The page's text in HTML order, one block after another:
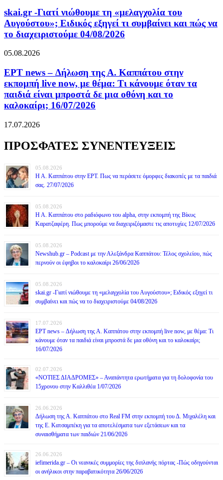
skai.gr -Γιατί νιώθουμε τη «μελαγχολία του
Αυγούστου»; Ειδικός εξηγεί τι συμβαίνει και πώς να
το διαχειριστούμε 04/08/2026
05.08.2026
ΕΡΤ news – Δήλωση της Α. Καππάτου στην
εκπομπή live now, με θέμα: Τι κάνουμε όταν τα
παιδιά είναι μπροστά δε μια οθόνη και το
καλοκαίρι; 16/07/2026
17.07.2026
ΠΡΟΣΦΑΤΕΣ ΣΥΝΕΝΤΕΥΞΕΙΣ
05.08.2026
Η Α. Καππάτου στην ΕΡΤ. Πως να περάσετε όμορφες διακοπές με τα παιδιά
σας. 27/07/2026
05.08.2026
Η Α. Καππάτου στο ραδιόφωνο του alpha, στην εκπομπή της Βίκυς
Καρατζαφέρη. Πως μπορούμε να διαχειριζόμαστε τις αποτυχίες 12/07/2026
05.08.2026
Newshub.gr – Podcast με την Αλεξάνδρα Καππάτου: Τέλος σχολείου, πώς
περνούν οι έφηβοι το καλοκαίρι 26/06/2026
05.08.2026
skai.gr -Γιατί νιώθουμε τη «μελαγχολία του Αυγούστου»; Ειδικός εξηγεί τι
συμβαίνει και πώς να το διαχειριστούμε 04/08/2026
17.07.2026
ΕΡΤ news – Δήλωση της Α. Καππάτου στην εκπομπή live now, με θέμα: Τι
κάνουμε όταν τα παιδιά είναι μπροστά δε μια οθόνη και το καλοκαίρι;
16/07/2026
02.07.2026
«ΝΟΤΙΕΣ ΔΙΑΔΡΟΜΕΣ» – Αναπάντητα ερωτήματα για τη δολοφονία του
15χρονου στην Καλλιθέα 1/07/2026
26.06.2026
Δήλωση της Α. Καππάτου στο Real FM στην εκπομπή του Δ. Μιχαλέλη και
της Ε. Κατσαμπέκη για τα αποτελέσματα των εξετάσεων και τα
συναισθήματα των παιδιών 21/06/2026
26.06.2026
iefimerida.gr – Οι νεανικές συμμορίες της διπλανής πόρτας -Πώς οδηγούνται
οι ανήλικοι στην παραβατικότητα 26/06/2026